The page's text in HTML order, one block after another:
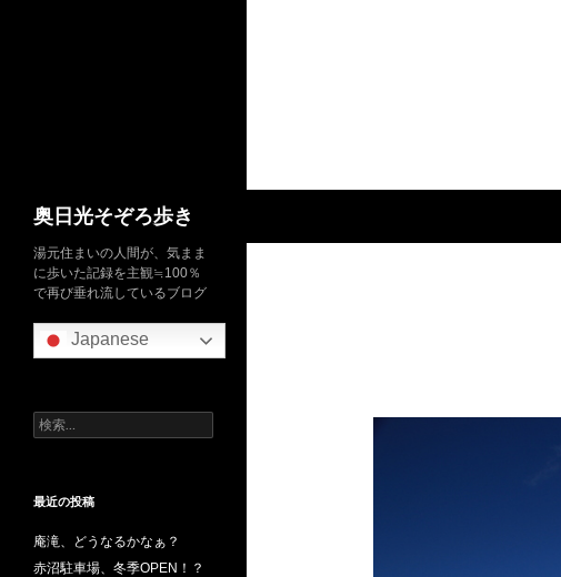
奥日光そぞろ歩き
湯元住まいの人間が、気まま
に歩いた記録を主観≒100％
で再び垂れ流しているブログ
Japanese
検
索:
最近の投稿
庵滝、どうなるかなぁ？
赤沼駐車場、冬季OPEN！？